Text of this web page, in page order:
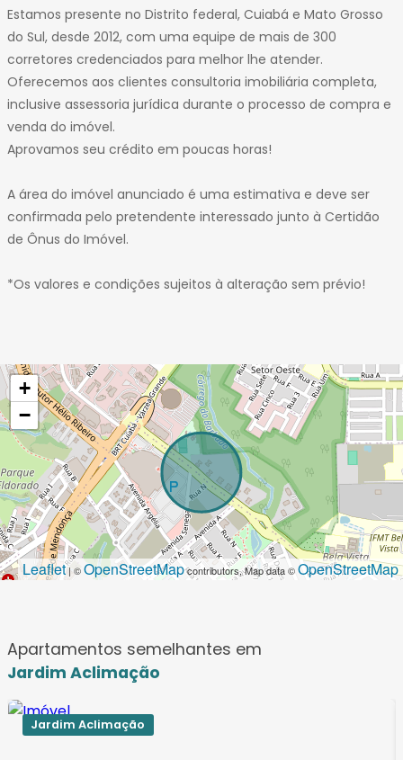
Estamos presente no Distrito federal, Cuiabá e Mato Grosso
do Sul, desde 2012, com uma equipe de mais de 300
corretores credenciados para melhor lhe atender.
Oferecemos aos clientes consultoria imobiliária completa,
inclusive assessoria jurídica durante o processo de compra e
venda do imóvel.
Aprovamos seu crédito em poucas horas!
A área do imóvel anunciado é uma estimativa e deve ser
confirmada pelo pretendente interessado junto à Certidão
de Ônus do Imóvel.
*Os valores e condições sujeitos à alteração sem prévio!
+
−
Leaflet| ©OpenStreetMapcontributors, Map data ©OpenStreetMap
Apartamentos semelhantes em
Jardim Aclimação
Jardim Aclimação